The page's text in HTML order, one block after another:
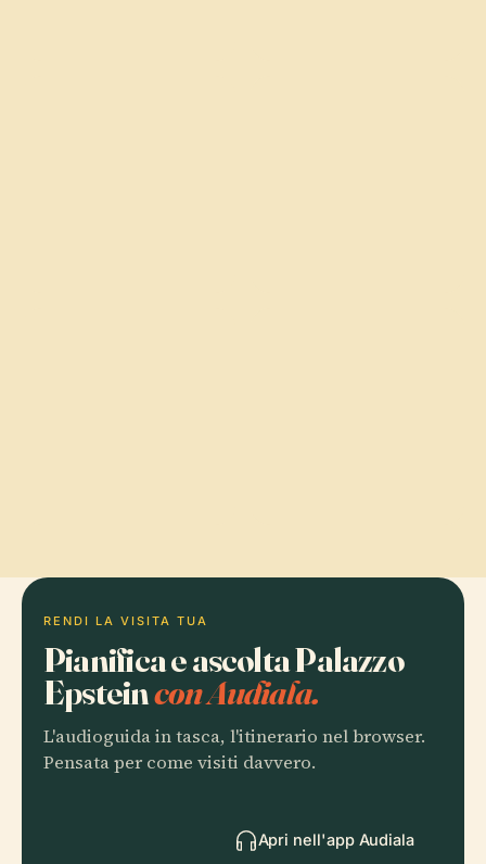
RENDI LA VISITA TUA
Pianifica e ascolta Palazzo
Epsteincon Audiala.
L'audioguida in tasca, l'itinerario nel browser.
Pensata per come visiti davvero.
Apri nell'app Audiala